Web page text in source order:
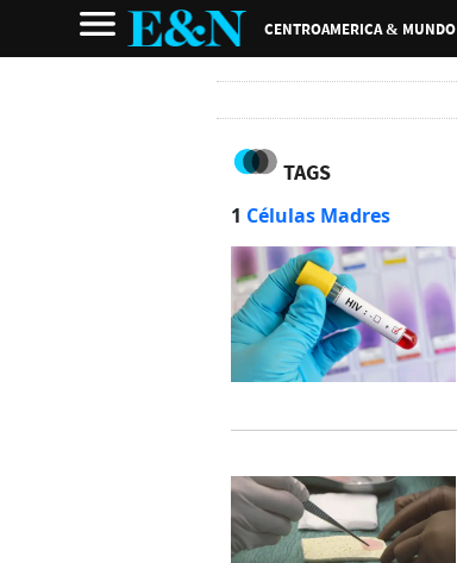
CENTROAMERICA & MUNDO
TAGS
1 Células Madres